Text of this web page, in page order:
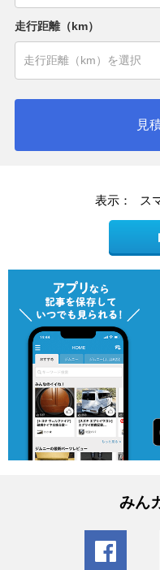
走行距離（km）
見
表示： ス
みん